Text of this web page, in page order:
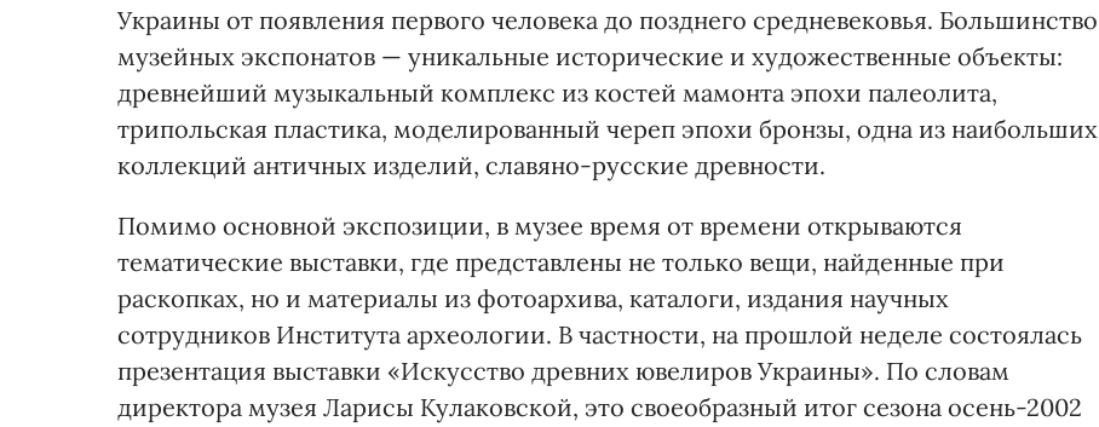
Украины от появления первого человека до позднего средневековья. Большинство
музейных экспонатов — уникальные исторические и художественные объекты:
древнейший музыкальный комплекс из костей мамонта эпохи палеолита,
трипольская пластика, моделированный череп эпохи бронзы, одна из наибольших
коллекций античных изделий, славяно-русские древности.
Помимо основной экспозиции, в музее время от времени открываются
тематические выставки, где представлены не только вещи, найденные при
раскопках, но и материалы из фотоархива, каталоги, издания научных
сотрудников Института археологии. В частности, на прошлой неделе состоялась
презентация выставки «Искусство древних ювелиров Украины». По словам
директора музея Ларисы Кулаковской, это своеобразный итог сезона осень-2002